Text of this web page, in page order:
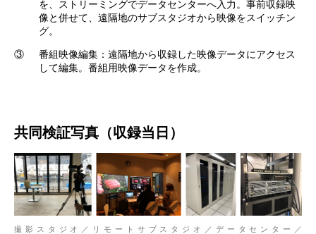
を、ストリーミングでデータセンターへ入力。事前収録映
像と併せて、遠隔地のサブスタジオから映像をスイッチン
グ。
③
番組映像編集：遠隔地から収録した映像データにアクセス
して編集。番組用映像データを作成。
共同検証写真（収録当日）
撮影スタジオ／リモートサブスタジオ／データセンター／